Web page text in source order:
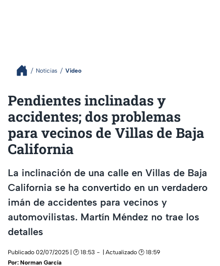
Noticias Video
Pendientes inclinadas y
accidentes; dos problemas
para vecinos de Villas de Baja
California
La inclinación de una calle en Villas de Baja
California se ha convertido en un verdadero
imán de accidentes para vecinos y
automovilistas. Martín Méndez no trae los
detalles
Publicado 02/07/2025 | 🕑 18:53
| Actualizado 🕑 18:59
Por: Norman García